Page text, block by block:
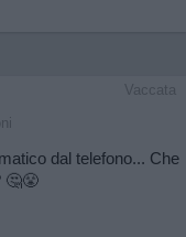
Vaccata
dal telefono... Che
🤔😤